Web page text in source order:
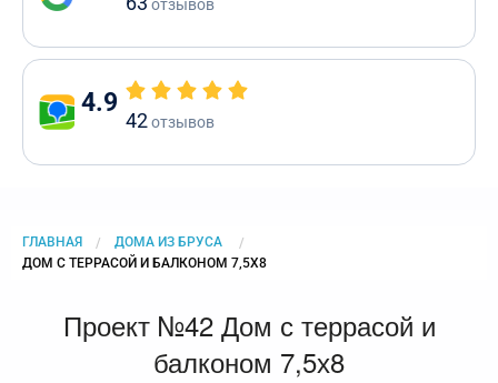
отзывов
4.9
42отзывов
ГЛАВНАЯ
ДОМА ИЗ БРУСА
CURRENT:
ДОМ С ТЕРРАСОЙ И БАЛКОНОМ 7,5Х8
Проект №42 Дом с террасой и
балконом 7,5х8